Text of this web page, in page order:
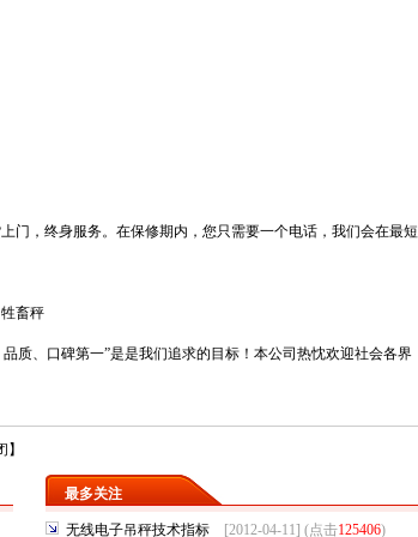
门，终身服务。在保修期内，您只需要一个电话，我们会在最短
牲畜秤
质、口碑第一”是是我们追求的目标！本公司热忱欢迎社会各界
】
最多关注
无线电子吊秤技术指标 [2012-04-11] (点击125406)